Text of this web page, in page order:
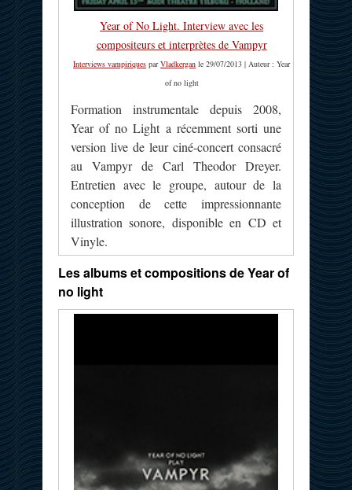
Year of No Light. Interview avec les
compositeurs et interprètes de Vampyr
Interviews vampiriques parVladkergan le 29/07/2013 | Auteur : Year
of no light
Formation instrumentale depuis 2008,
Year of no Light a récemment sorti une
version live de leur ciné-concert consacré
au Vampyr de Carl Theodor Dreyer.
Entretien avec le groupe, autour de la
conception de cette impressionnante
illustration sonore, disponible en CD et
Vinyle.
Les albums et compositions de Year of
no light